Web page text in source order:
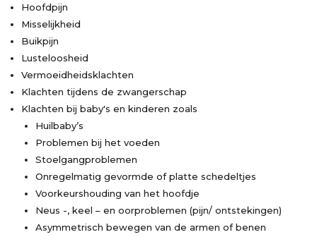
Hoofdpijn
Misselijkheid
Buikpijn
Lusteloosheid
Vermoeidheidsklachten
Klachten tijdens de zwangerschap
Klachten bij baby's en kinderen zoals
Huilbaby’s
Problemen bij het voeden
Stoelgangproblemen
Onregelmatig gevormde of platte schedeltjes
Voorkeurshouding van het hoofdje
Neus -, keel – en oorproblemen (pijn/ ontstekingen)
Asymmetrisch bewegen van de armen of benen